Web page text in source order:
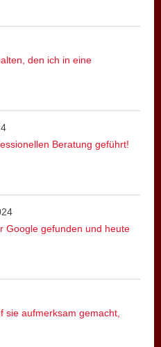
den ich in eine
Beratung geführt!
Google gefunden und heute
sie aufmerksam gemacht,